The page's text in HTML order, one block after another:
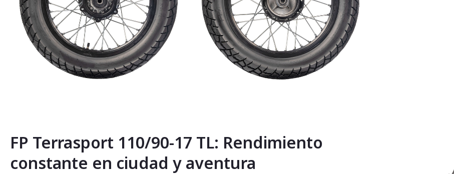
la
galería
imágenes
FP Terrasport 110/90-17 TL: Rendimiento
constante en ciudad y aventura